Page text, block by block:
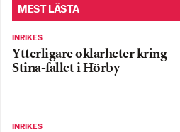
MEST LÄSTA
INRIKES
Ytterligare oklarheter kring
Stina-fallet i Hörby
INRIKES